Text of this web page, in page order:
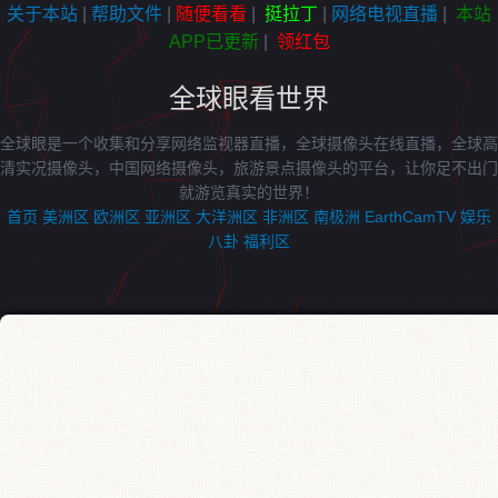
关于本站 帮助文件 随便看看 挺拉丁 网络电视直播
本站
APP已更新| 领红包
全球眼看世界
全球眼是一个收集和分享网络监视器直播，全球摄像头在线直播，全球高
清实况摄像头，中国网络摄像头，旅游景点摄像头的平台，让你足不出门
就游览真实的世界！
首页 美洲区 欧洲区 亚洲区 大洋洲区 非洲区 南极洲 EarthCamTV 娱乐
八卦 福利区